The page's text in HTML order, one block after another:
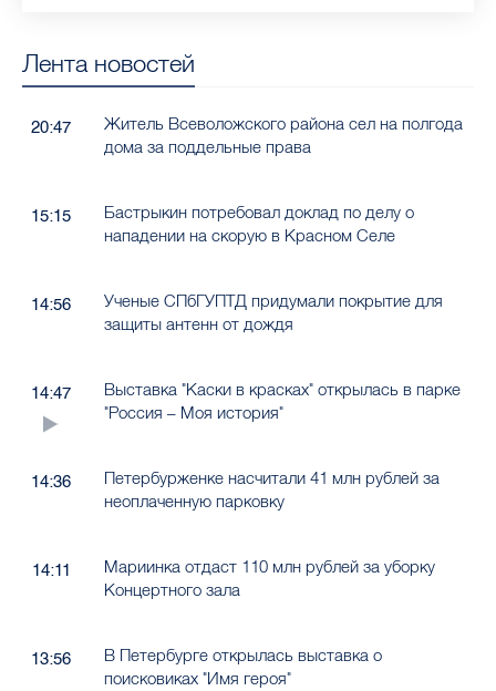
Лента новостей
20:47
Житель Всеволожского района сел на полгода
дома за поддельные права
15:15
Бастрыкин потребовал доклад по делу о
нападении на скорую в Красном Селе
14:56
Ученые СПбГУПТД придумали покрытие для
защиты антенн от дождя
14:47
Выставка "Каски в красках" открылась в парке
"Россия – Моя история"
14:36
Петербурженке насчитали 41 млн рублей за
неоплаченную парковку
14:11
Мариинка отдаст 110 млн рублей за уборку
Концертного зала
13:56
В Петербурге открылась выставка о
поисковиках "Имя героя"